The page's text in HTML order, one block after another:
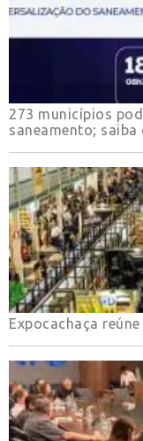
273 municípios
saneamento; saiba
Expocachaça